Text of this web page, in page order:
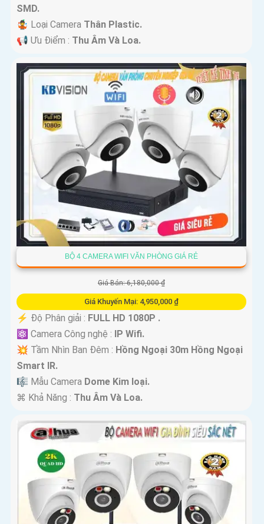
SMD.
🤹 Loại Camera Thân Plastic.
️📢 Ưu Điểm : Thu Âm Và Loa.
BỘ 4 CAMERA WIFI VĂN PHÒNG GIÁ RẺ
Giá Bán: 6,180,000 ₫
Giá Khuyến Mại: 4,950,000 ₫
️⚡ Độ Phân giải : FULL HD 1080P .
⚛️ Camera Công nghệ :
IP Wifi.
💥 Tầm Nhìn Ban Đêm : Hồng Ngoại 30m Hồng Ngoại
Smart IR.
🎼️ Mẫu Camera Dome Kim loại.
️⌘ Khả Năng : Thu Âm Và Loa.